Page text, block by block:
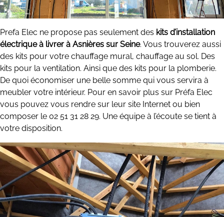
Prefa Elec ne propose pas seulement des kits d’installation
électrique à livrer à Asnières sur Seine. Vous trouverez aussi
des kits pour votre chauffage mural, chauffage au sol. Des
kits pour la ventilation. Ainsi que des kits pour la plomberie.
De quoi économiser une belle somme qui vous servira à
meubler votre intérieur. Pour en savoir plus sur Préfa Elec
vous pouvez vous rendre sur leur site Internet ou bien
composer le 02 51 31 28 29. Une équipe à l’écoute se tient à
votre disposition.